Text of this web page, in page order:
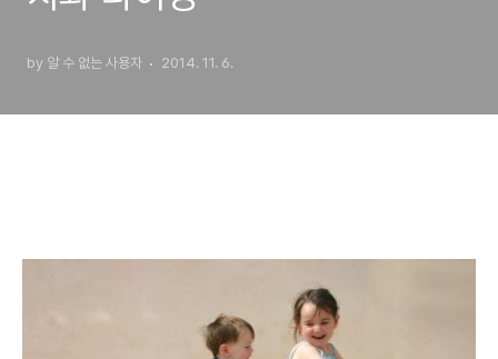
by 알 수 없는 사용자 2014. 11. 6.